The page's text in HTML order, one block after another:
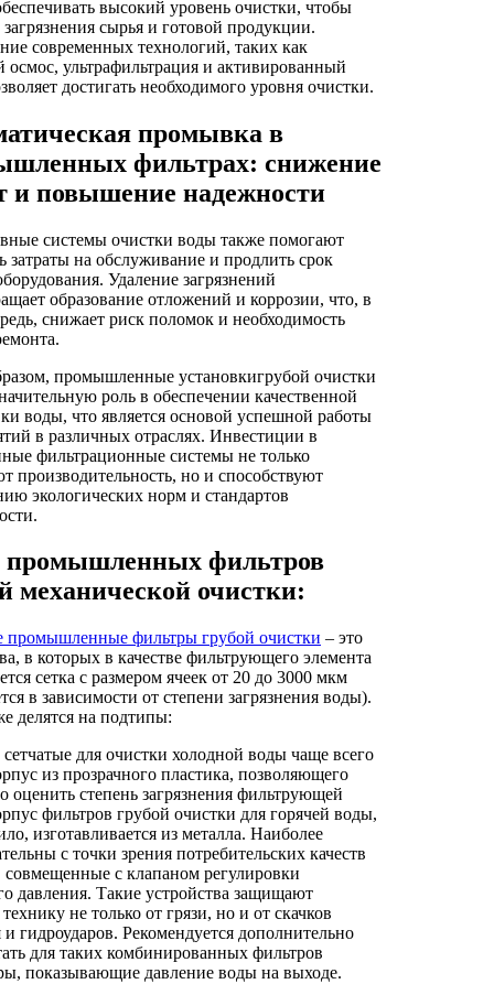
высокий уровень очистки, чтобы
загрязнения сырья и готовой продукции.
современных технологий, таких как
осмос, ультрафильтрация и активированный
достигать необходимого уровня очистки.
промывка в
фильтрах: снижение
и повышение надежности
системы очистки воды также помогают
затраты на обслуживание и продлить срок
Удаление загрязнений
образование отложений и коррозии, что, в
снижает риск поломок и необходимость
промышленные установкигрубой очистки
роль в обеспечении качественной
воды, что является основой успешной работы
в различных отраслях. Инвестиции в
фильтрационные системы не только
производительность, но и способствуют
экологических норм и стандартов
фильтров
механической очистки:
промышленные фильтры грубой очистки – это
в которых в качестве фильтрующего элемента
сетка с размером ячеек от 20 до 3000 мкм
в зависимости от степени загрязнения воды).
делятся на подтипы:
для очистки холодной воды чаще всего
из прозрачного пластика, позволяющего
оценить степень загрязнения фильтрующей
фильтров грубой очистки для горячей воды,
изготавливается из металла. Наиболее
с точки зрения потребительских качеств
с клапаном регулировки
давления. Такие устройства защищают
не только от грязи, но и от скачков
и гидроударов. Рекомендуется дополнительно
для таких комбинированных фильтров
показывающие давление воды на выходе.